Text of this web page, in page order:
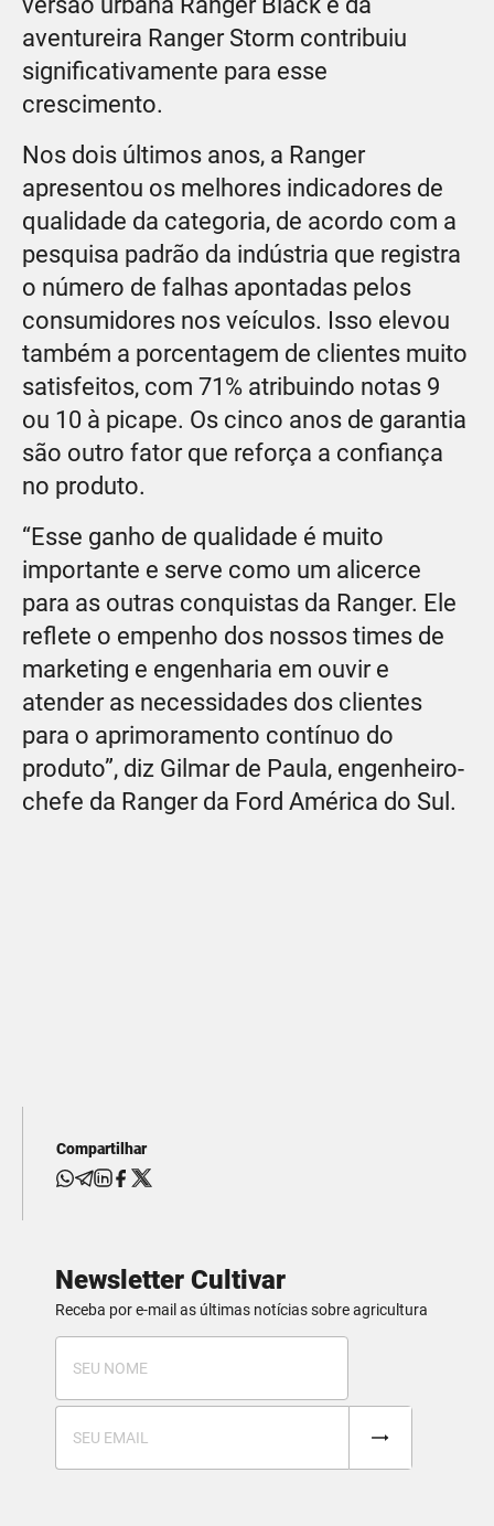
aventureira Ranger Storm contribuiu
significativamente para esse
crescimento.
Nos dois últimos anos, a Ranger
apresentou os melhores indicadores de
qualidade da categoria, de acordo com a
pesquisa padrão da indústria que registra
o número de falhas apontadas pelos
consumidores nos veículos. Isso elevou
também a porcentagem de clientes muito
satisfeitos, com 71% atribuindo notas 9
ou 10 à picape. Os cinco anos de garantia
são outro fator que reforça a confiança
no produto.
“Esse ganho de qualidade é muito
importante e serve como um alicerce
para as outras conquistas da Ranger. Ele
reflete o empenho dos nossos times de
marketing e engenharia em ouvir e
atender as necessidades dos clientes
para o aprimoramento contínuo do
produto”, diz Gilmar de Paula, engenheiro-
chefe da Ranger da Ford América do Sul.
Compartilhar
Newsletter Cultivar
Receba por e-mail as últimas notícias sobre agricultura